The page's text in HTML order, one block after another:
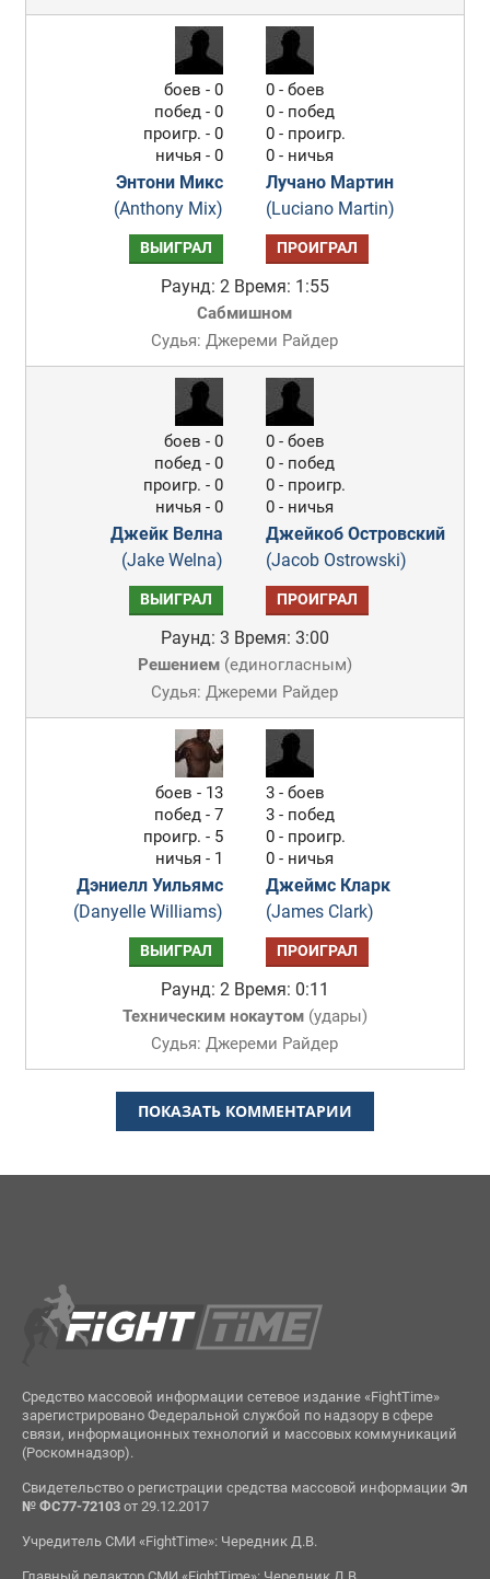
боев - 0
побед - 0
проигр. - 0
ничья - 0
Энтони Микс
(Anthony Mix)
0 - боев
0 - побед
0 - проигр.
0 - ничья
Лучано Мартин
(Luciano Martin)
ВЫИГРАЛ ПРОИГРАЛ
Раунд: 2 Время: 1:55
Сабмишном
Судья: Джереми Райдер
боев - 0
побед - 0
проигр. - 0
ничья - 0
Джейк Велна
(Jake Welna)
0 - боев
0 - побед
0 - проигр.
0 - ничья
Джейкоб Островский
(Jacob Ostrowski)
ВЫИГРАЛ ПРОИГРАЛ
Раунд: 3 Время: 3:00
Решением(единогласным)
Судья: Джереми Райдер
боев - 13
побед - 7
проигр. - 5
ничья - 1
Дэниелл Уильямс
(Danyelle Williams)
3 - боев
3 - побед
0 - проигр.
0 - ничья
Джеймс Кларк
(James Clark)
ВЫИГРАЛ ПРОИГРАЛ
Раунд: 2 Время: 0:11
Техническим нокаутом(удары)
Судья: Джереми Райдер
ПОКАЗАТЬ КОММЕНТАРИИ
Средство массовой информации сетевое издание «FightTime»
зарегистрировано Федеральной службой по надзору в сфере
связи, информационных технологий и массовых коммуникаций
(Роскомнадзор).
Свидетельство о регистрации средства массовой информации Эл
№ ФС77-72103от 29.12.2017
Учредитель СМИ «FightTime»: Чередник Д.В.